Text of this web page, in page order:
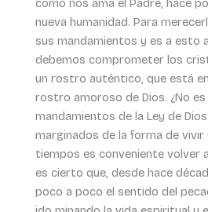
como nos ama el Padre, hace
nueva humanidad. Para
sus mandamientos y es a esto
debemos comprometer los
un rostro auténtico, que está
rostro amoroso de Dios. ¿No
mandamientos de la Ley de
marginados de la forma de
tiempos es conveniente volver
es cierto que, desde hace
poco a poco el sentido del